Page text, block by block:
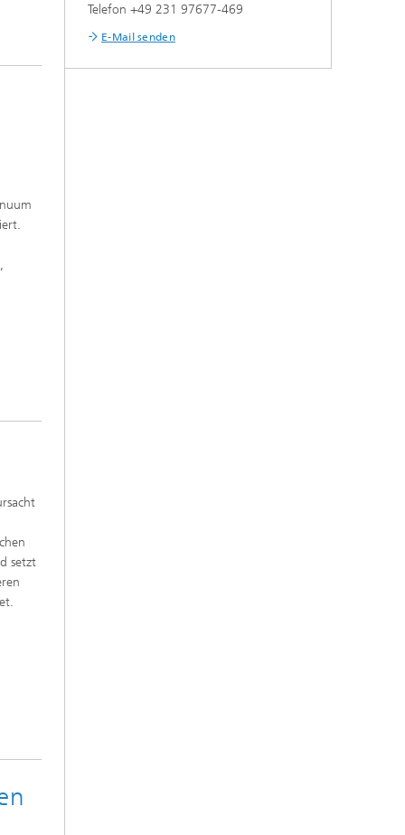
setzt
Telefon +49 231 97677-469
E-Mail senden